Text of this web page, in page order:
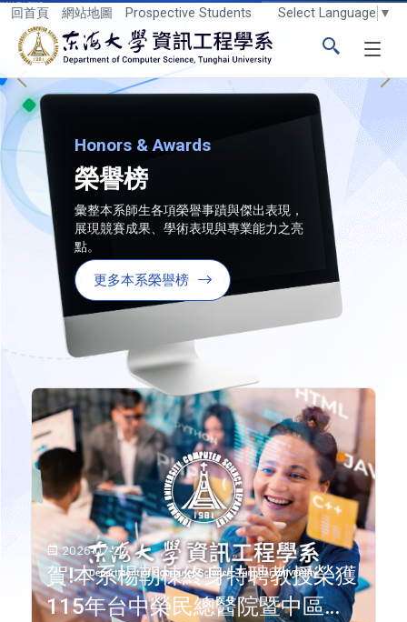
跳到主要內容區塊
回首頁 網站地圖 Prospective Students Select Language ▼
東海大學logo
2026-07-27
賀!本系楊朝棟終身特聘教授榮獲
115年台中榮民總醫院暨中區大
Honors & Awards
榮譽榜
彙整本系師生各項榮譽事蹟與傑出表現，
展現競賽成果、學術表現與專業能力之亮
點。
更多本系榮譽榜